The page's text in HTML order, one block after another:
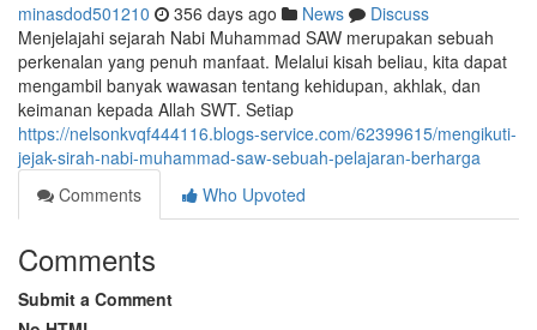
minasdod501210 356 days ago News
Discuss
Menjelajahi sejarah Nabi Muhammad SAW merupakan sebuah
perkenalan yang penuh manfaat. Melalui kisah beliau, kita dapat
mengambil banyak wawasan tentang kehidupan, akhlak, dan
keimanan kepada Allah SWT. Setiap
https://nelsonkvqf444116.blogs-service.com/62399615/mengikuti-
jejak-sirah-nabi-muhammad-saw-sebuah-pelajaran-berharga
Comments
Who Upvoted
Comments
Submit a Comment